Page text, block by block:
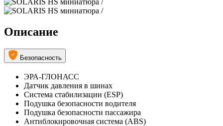
Описание
Безопасность
ЭРА-ГЛОНАСС
Датчик давления в шинах
Система стабилизации (ESP)
Подушка безопасности водителя
Подушка безопасности пассажира
Антиблокировочная система (ABS)